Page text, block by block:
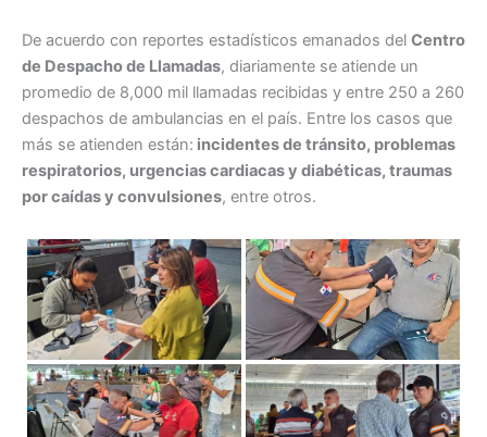
De acuerdo con reportes estadísticos emanados del Centro
de Despacho de Llamadas, diariamente se atiende un
promedio de 8,000 mil llamadas recibidas y entre 250 a 260
despachos de ambulancias en el país. Entre los casos que
más se atienden están: incidentes de tránsito, problemas
respiratorios, urgencias cardiacas y diabéticas, traumas
por caídas y convulsiones, entre otros.